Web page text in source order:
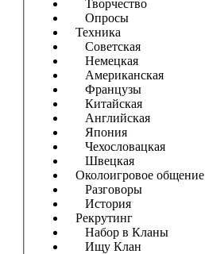
Творчество
Опросы
Техника
Советская
Немецкая
Американская
Французы
Китайская
Английская
Япония
Чехословацкая
Швецкая
Околоигровое общение
Разговоры
История
Рекрутинг
Набор в Кланы
Ищу Клан